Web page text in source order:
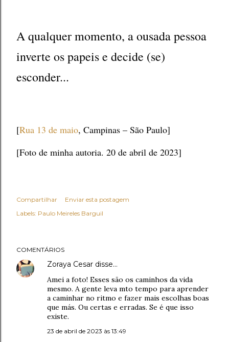
A qualquer momento, a ousada pessoa
inverte os papeis e decide (se)
esconder...
[Rua 13 de maio, Campinas – São Paulo]
[Foto de minha autoria. 20 de abril de 2023]
Compartilhar
Enviar esta postagem
Labels: Paulo Meireles Barguil
COMENTÁRIOS
Zoraya Cesar disse…
Amei a foto! Esses são os caminhos da vida
mesmo. A gente leva mto tempo para aprender
a caminhar no ritmo e fazer mais escolhas boas
que más. Ou certas e erradas. Se é que isso
existe.
23 de abril de 2023 às 13:49